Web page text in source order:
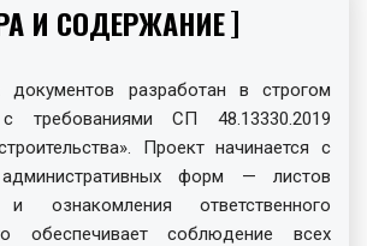
И СОДЕРЖАНИЕ
документов разработан в строгом
с требованиями СП 48.13330.2019
Проект начинается с
форм — листов
и ознакомления ответственного
обеспечивает соблюдение всех